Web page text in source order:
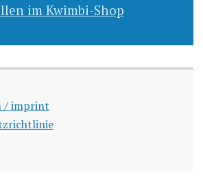
im Kwimbi-Shop
/ imprint